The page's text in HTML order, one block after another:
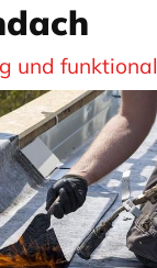
und funktional